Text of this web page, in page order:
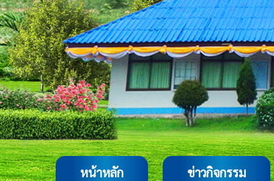
หน้าหลัก ข่าวกิจกรรม